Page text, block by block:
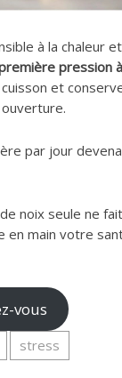
à la chaleur
pression
et
par jour
noix seule ne
en main votre
vous
stress